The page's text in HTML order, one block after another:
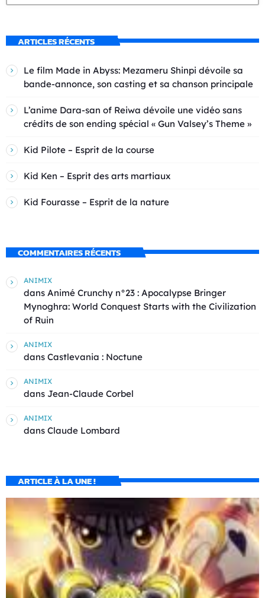
ARTICLES RÉCENTS
Le film Made in Abyss: Mezameru Shinpi dévoile sa
bande-annonce, son casting et sa chanson principale
L’anime Dara-san of Reiwa dévoile une vidéo sans
crédits de son ending spécial « Gun Valsey’s Theme »
Kid Pilote – Esprit de la course
Kid Ken – Esprit des arts martiaux
Kid Fourasse – Esprit de la nature
COMMENTAIRES RÉCENTS
ANIMIX
dans Animé Crunchy n°23 : Apocalypse Bringer
Mynoghra: World Conquest Starts with the Civilization
of Ruin
ANIMIX
dans Castlevania : Noctune
ANIMIX
dans Jean-Claude Corbel
ANIMIX
dans Claude Lombard
ARTICLE À LA UNE !